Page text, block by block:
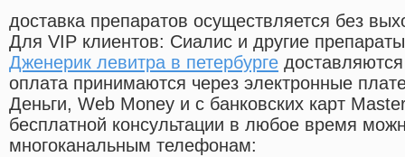
доставка препаратов осуществляется без
Для VIP клиентов: Сиалис и другие
Дженерик левитра в петербурге доставляются
оплата принимаются через электронные
Деньги, Web Money и с банковских карт
бесплатной консультации в любое время
многоканальным телефонам: